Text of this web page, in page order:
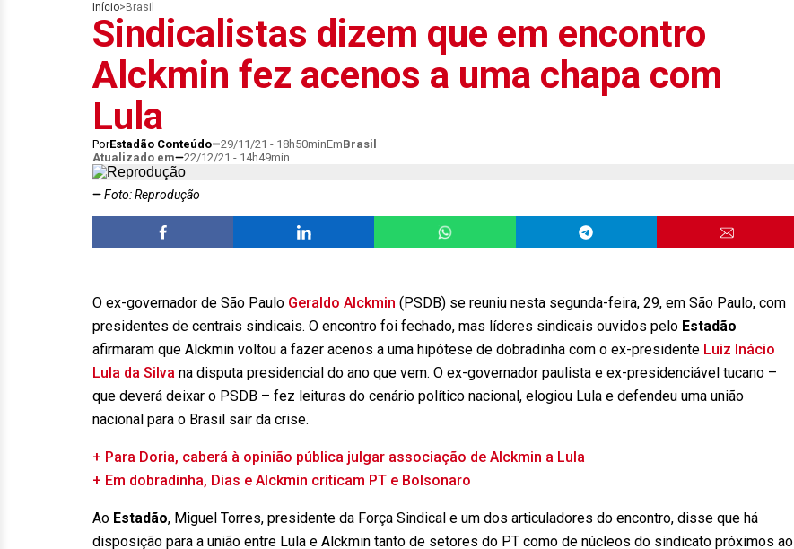
Início> Brasil
Sindicalistas dizem que em encontro
Alckmin fez acenos a uma chapa com
Lula
PorEstadão Conteúdo 29/11/21 - 18h50minEmBrasil
Atualizado em
22/12/21 - 14h49min
Foto: Reprodução
O ex-governador de São Paulo Geraldo Alckmin (PSDB) se reuniu nesta segunda-feira, 29, em São Paulo, com
presidentes de centrais sindicais. O encontro foi fechado, mas líderes sindicais ouvidos pelo Estadão
afirmaram que Alckmin voltou a fazer acenos a uma hipótese de dobradinha com o ex-presidente Luiz Inácio
Lula da Silva na disputa presidencial do ano que vem. O ex-governador paulista e ex-presidenciável tucano –
que deverá deixar o PSDB – fez leituras do cenário político nacional, elogiou Lula e defendeu uma união
nacional para o Brasil sair da crise.
+ Para Doria, caberá à opinião pública julgar associação de Alckmin a Lula
+ Em dobradinha, Dias e Alckmin criticam PT e Bolsonaro
Ao Estadão, Miguel Torres, presidente da Força Sindical e um dos articuladores do encontro, disse que há
disposição para a união entre Lula e Alckmin tanto de setores do PT como de núcleos do sindicato próximos ao